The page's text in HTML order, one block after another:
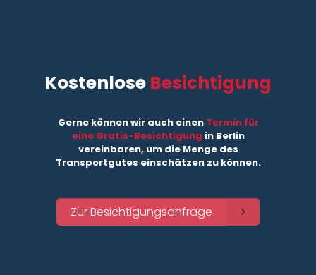
Kostenlose Besichtigung
Gerne können wir auch einen Termin für
eine Gratis-Besichtigung in Berlin
vereinbaren, um die Menge des
Transportgutes einschätzen zu können.
Zur Besichtigungsanfrage